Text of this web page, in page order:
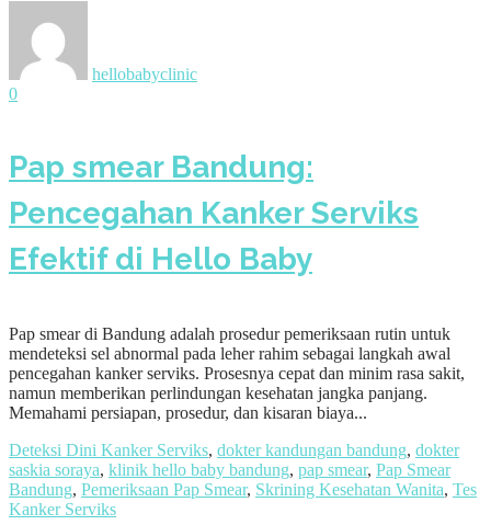
hellobabyclinic
0
Pap smear Bandung:
Pencegahan Kanker Serviks
Efektif di Hello Baby
Pap smear di Bandung adalah prosedur pemeriksaan rutin untuk
mendeteksi sel abnormal pada leher rahim sebagai langkah awal
pencegahan kanker serviks. Prosesnya cepat dan minim rasa sakit,
namun memberikan perlindungan kesehatan jangka panjang.
Memahami persiapan, prosedur, dan kisaran biaya...
Deteksi Dini Kanker Serviks, dokter kandungan bandung, dokter
saskia soraya, klinik hello baby bandung, pap smear, Pap Smear
Bandung, Pemeriksaan Pap Smear, Skrining Kesehatan Wanita, Tes
Kanker Serviks